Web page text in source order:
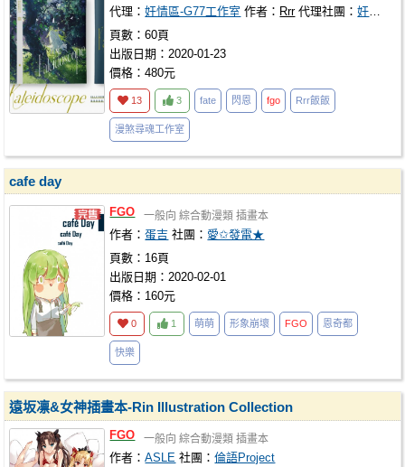
代理：奸情區-G77工作室 作者： Rrr 代理社團：奸情區-G77工作室
頁數：60頁
出版日期：2020-01-23
價格：480元
13 3 fate 閃恩 fgo Rrr飯飯
漫煞尋魂工作室
cafe day
FGO 一般向 綜合動漫類 插畫本
作者：蛋吉 社團： 愛✩發電★
頁數：16頁
出版日期：2020-02-01
價格：160元
0 1 萌萌 形象崩壞 FGO 恩奇都
快樂
遠坂凛&女神插畫本-Rin Illustration Collection
FGO 一般向 綜合動漫類 插畫本
作者：ASLE 社團：倫語Project